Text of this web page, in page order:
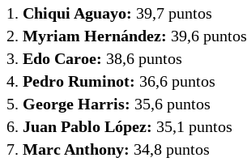
1. Chiqui Aguayo: 39,7 puntos
2. Myriam Hernández: 39,6 puntos
3. Edo Caroe: 38,6 puntos
4. Pedro Ruminot: 36,6 puntos
5. George Harris: 35,6 puntos
6. Juan Pablo López: 35,1 puntos
7. Marc Anthony: 34,8 puntos